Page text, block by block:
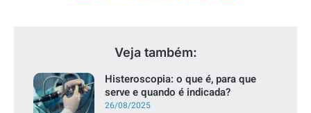
Veja também:
Histeroscopia: o que é, para que
serve e quando é indicada?
26/08/2025